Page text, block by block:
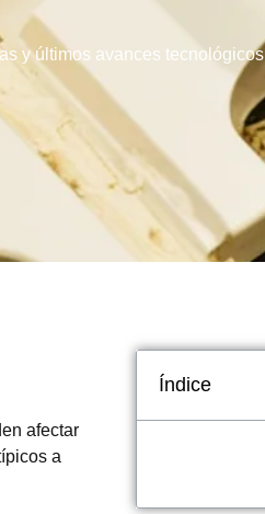
y últimos avances tecnológicos
afectar
a
Índice